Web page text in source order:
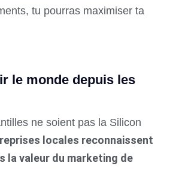
tu pourras maximiser ta
le monde depuis les
ne soient pas la Silicon
locales reconnaissent
la valeur du marketing de